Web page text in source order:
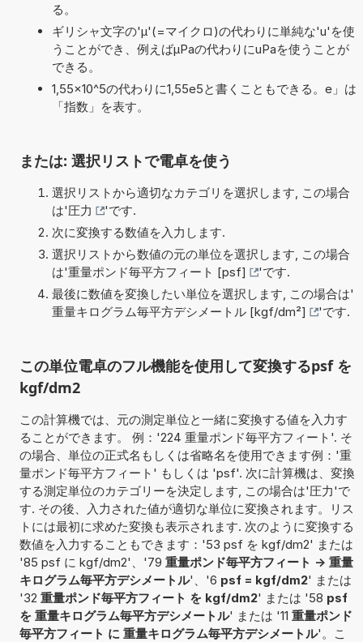
る。
ギリシャ文字の'μ'(=マイクロ)の代わりに単純な'u'を使
うことができ、例えばµPaの代わりにuPaを使うことが
できる。
1,55×10^5の代わりに1,55e5と書くこともできる。e」は
「指数」を表す。
または: 選択リストで電卓を使う
選択リストから適切なカテゴリを選択します, この場合
は'圧力
'です.
次に変換する数値を入力します.
選択リストから数値の元の単位を選択します, この場合
は'重量ポンド毎平方フィート [psf]
'です.
最後に数値を変換したい単位を選択します, この場合は'
重量キログラム毎平方デシメートル [kgf/dm²]
'です.
この単位電卓のフル機能を使用して変換するpsf を
kgf/dm2
この計算機では、元の測定単位と一緒に変換する値を入力す
ることができます。 例：'224 重量ポンド毎平方フィート'. そ
の場合、単位の正式名もしくは省略名を使用できます例：'重
量ポンド毎平方フィート' もしくは 'psf'. 次に計算機は、変換
する測定単位のカテゴリーを決定します, この場合は'圧力'で
す. その後、入力された値が適切な単位に変換されます。リス
トには最初に求めた変換も表示されます. 次のように変換する
数値を入力することもできます：'53 psf を kgf/dm2' または
'85 psf に kgf/dm2'、'79 重量ポンド毎平方フィート -> 重量
キログラム毎平方デシメートル'、'6 psf = kgf/dm2' または
'32 重量ポンド毎平方フィート を kgf/dm2' または '58 psf
を 重量キログラム毎平方デシメートル' または '11 重量ポンド
毎平方フィート に 重量キログラム毎平方デシメートル'。こ